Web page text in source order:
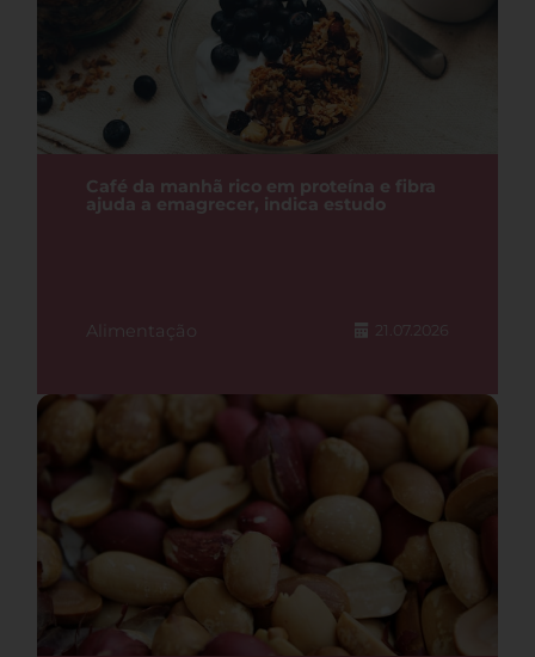
Café da manhã rico em proteína e fibra
ajuda a emagrecer, indica estudo
Alimentação 21.07.2026